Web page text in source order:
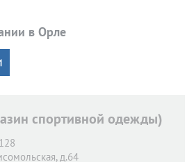
в Орле
спортивной одежды)
д.64